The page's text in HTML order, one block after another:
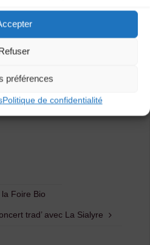
préférences
Politique de confidentialité
la Foire Bio
trad’ avec La Sialyre